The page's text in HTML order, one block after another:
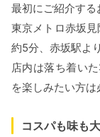
最初にご紹介する
東京メトロ赤坂
約5分、赤坂駅よ
店内は落ち着い
を楽しみたい方
コスパも味も